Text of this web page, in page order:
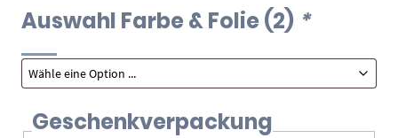
Auswahl Farbe & Folie (2) *
Geschenkverpackung